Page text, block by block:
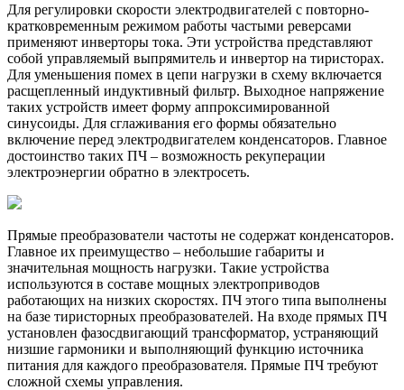
Для регулировки скорости электродвигателей с повторно-
кратковременным режимом работы частыми реверсами
применяют инверторы тока. Эти устройства представляют
собой управляемый выпрямитель и инвертор на тиристорах.
Для уменьшения помех в цепи нагрузки в схему включается
расщепленный индуктивный фильтр. Выходное напряжение
таких устройств имеет форму аппроксимированной
синусоиды. Для сглаживания его формы обязательно
включение перед электродвигателем конденсаторов. Главное
достоинство таких ПЧ – возможность рекуперации
электроэнергии обратно в электросеть.
Прямые преобразователи частоты не содержат конденсаторов.
Главное их преимущество – небольшие габариты и
значительная мощность нагрузки. Такие устройства
используются в составе мощных электроприводов
работающих на низких скоростях. ПЧ этого типа выполнены
на базе тиристорных преобразователей. На входе прямых ПЧ
установлен фазосдвигающий трансформатор, устраняющий
низшие гармоники и выполняющий функцию источника
питания для каждого преобразователя. Прямые ПЧ требуют
сложной схемы управления.